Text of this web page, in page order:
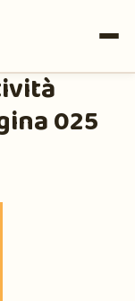
025